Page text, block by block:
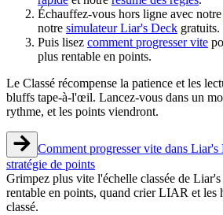
Échauffez-vous hors ligne avec notre
notre simulateur Liar's Deck gratuits.
Puis lisez comment progresser vite
plus rentable en points.
Le Classé récompense la patience et les
bluffs tape-à-l'œil. Lancez-vous dans un
rythme, et les points viendront.
Comment progresser vite dans
stratégie de points
Grimpez plus vite l'échelle classée de
rentable en points, quand crier LIAR et les
classé.